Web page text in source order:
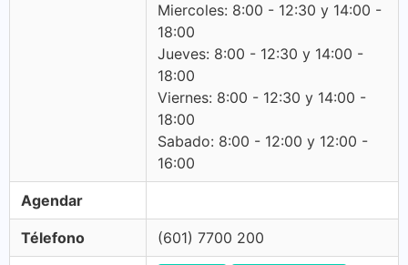
Miercoles: 8:00 - 12:30 y 14:00 -
18:00
Jueves: 8:00 - 12:30 y 14:00 -
18:00
Viernes: 8:00 - 12:30 y 14:00 -
18:00
Sabado: 8:00 - 12:00 y 12:00 -
16:00
Agendar
Télefono (601) 7700 200